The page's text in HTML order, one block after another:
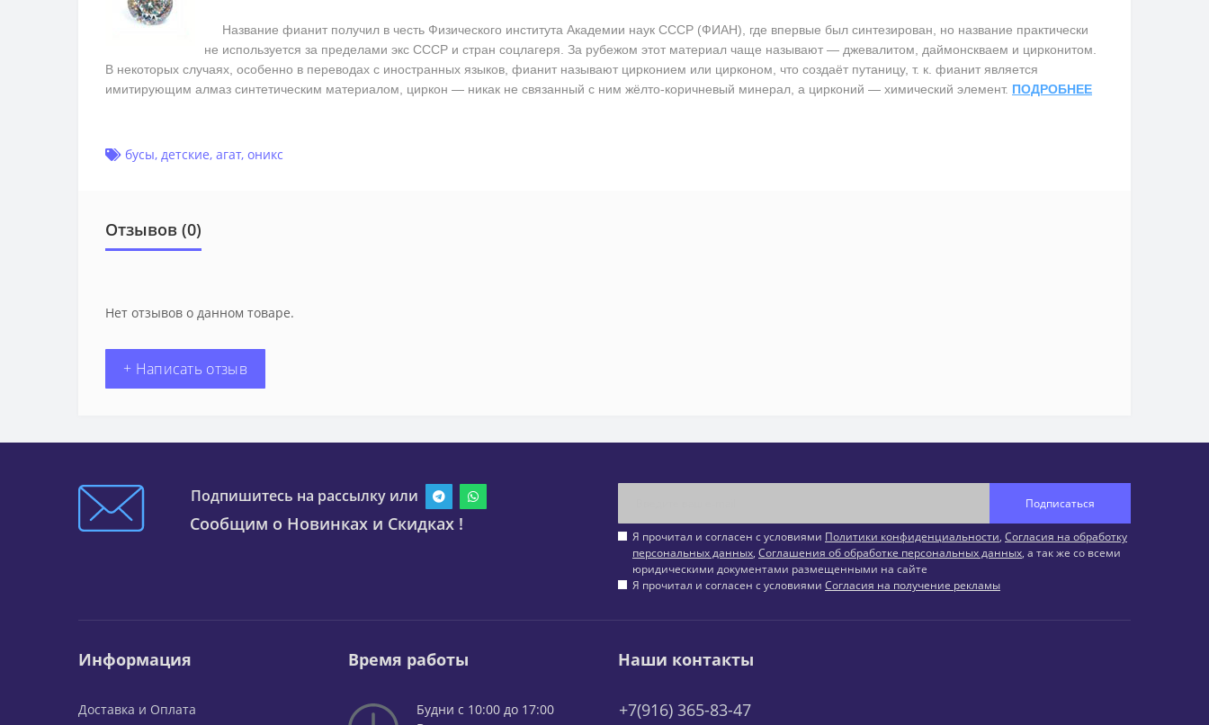
Название фианит получил в честь Физического института Академии наук СССР (ФИАН), где впервые был синтезирован, но название практически
не используется за пределами экс СССР и стран соцлагеря. За рубежом этот материал чаще называют — джевалитом, даймонскваем и цирконитом.
В некоторых случаях, особенно в переводах с иностранных языков, фианит называют цирконием или цирконом, что создаёт путаницу, т. к. фианит является
имитирующим алмаз синтетическим материалом, циркон — никак не связанный с ним жёлто-коричневый минерал, а цирконий — химический элемент. ПОДРОБНЕЕ
бусы, детские, агат, оникс
Отзывов (0)
Нет отзывов о данном товаре.
+ Написать отзыв
Подпишитесь на рассылку или
Сообщим о Новинках и Скидках !
Подписаться
Я прочитал и согласен с условиями Политики конфиденциальности, Согласия на обработку
персональных данных, Соглашения об обработке персональных данных, а так же со всеми
юридическими документами размещенными на сайте
Я прочитал и согласен с условиями Согласия на получение рекламы
Информация
Доставка и Оплата
Время работы
Будни с 10:00 до 17:00
Наши контакты
+7(916) 365-83-47